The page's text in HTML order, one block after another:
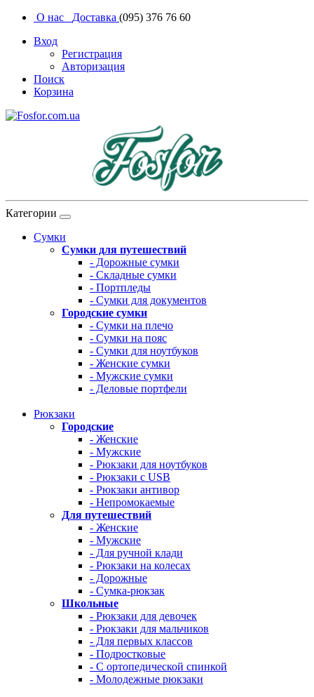
О нас Доставка (095) 376 76 60
Вход
Регистрация
Авторизация
Поиск
Корзина
Категории
Сумки
Сумки для путешествий
- Дорожные сумки
- Складные сумки
- Портпледы
- Сумки для документов
Городские сумки
- Сумки на плечо
- Сумки на пояс
- Сумки для ноутбуков
- Женские сумки
- Мужские сумки
- Деловые портфели
Рюкзаки
Городские
- Женские
- Мужские
- Рюкзаки для ноутбуков
- Рюкзаки с USB
- Рюкзаки антивор
- Непромокаемые
Для путешествий
- Женские
- Мужские
- Для ручной клади
- Рюкзаки на колесах
- Дорожные
- Сумка-рюкзак
Школьные
- Рюкзаки для девочек
- Рюкзаки для мальчиков
- Для первых классов
- Подростковые
- С ортопедической спинкой
- Молодежные рюкзаки